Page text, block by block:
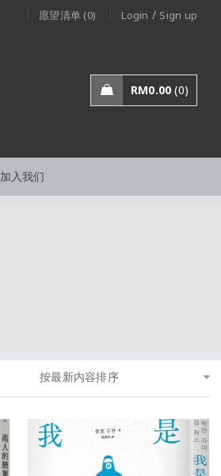
愿望清单 (0) Login / Sign up
RM0.00 0
加入我们
按最新内容排序